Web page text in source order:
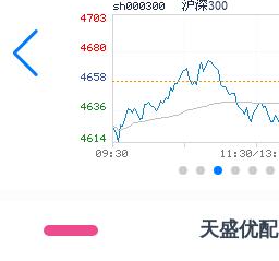
天盛优配